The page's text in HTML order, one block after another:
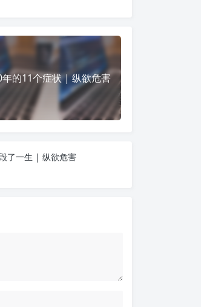
年的11个症状 | 纵欲危害
了一生 | 纵欲危害